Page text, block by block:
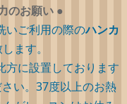
のお願い ●
いご利用の際のハンカ
ます。
方に設置しております
い。37度以上のお熱